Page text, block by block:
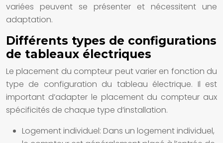
variées peuvent se présenter et nécessitent une
adaptation.
Différents types de configurations
de tableaux électriques
Le placement du compteur peut varier en fonction du
type de configuration du tableau électrique. Il est
important d’adapter le placement du compteur aux
spécificités de chaque type d’installation.
Logement individuel: Dans un logement individuel,